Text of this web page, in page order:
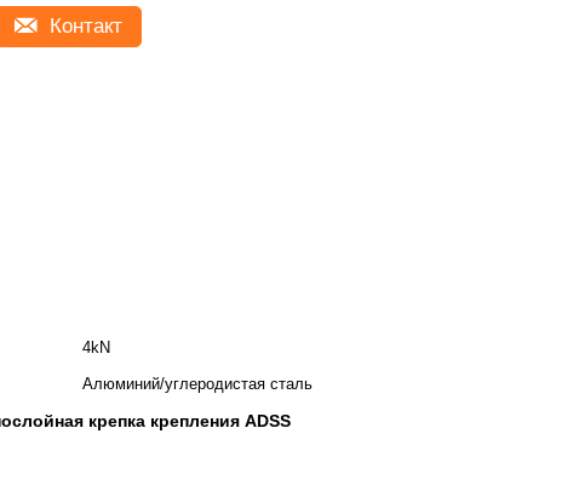
Контакт
4kN
Алюминий/углеродистая сталь
крепка крепления ADSS